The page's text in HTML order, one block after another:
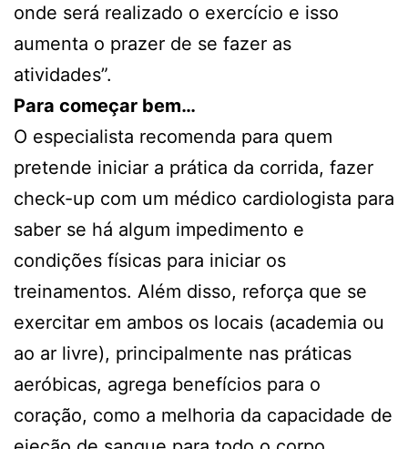
onde será realizado o exercício e isso
aumenta o prazer de se fazer as
atividades”.
Para começar bem…
O especialista recomenda para quem
pretende iniciar a prática da corrida, fazer
check-up com um médico cardiologista para
saber se há algum impedimento e
condições físicas para iniciar os
treinamentos. Além disso, reforça que se
exercitar em ambos os locais (academia ou
ao ar livre), principalmente nas práticas
aeróbicas, agrega benefícios para o
coração, como a melhoria da capacidade de